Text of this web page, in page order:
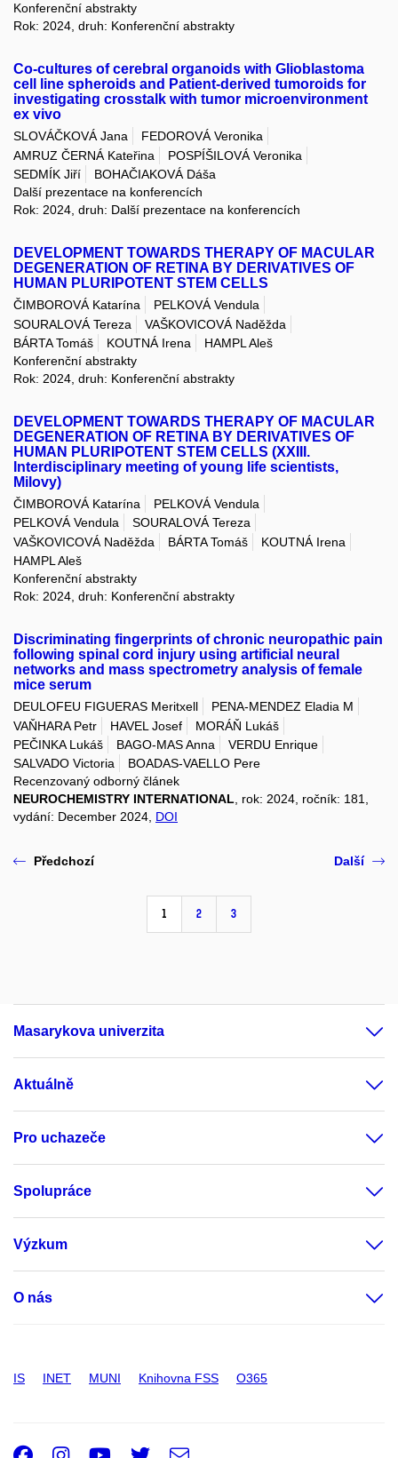
Konferenční abstrakty
Rok: 2024, druh: Konferenční abstrakty
Co-cultures of cerebral organoids with Glioblastoma
cell line spheroids and Patient-derived tumoroids for
investigating crosstalk with tumor microenvironment
ex vivo
SLOVÁČKOVÁ Jana
FEDOROVÁ Veronika
AMRUZ ČERNÁ Kateřina
POSPÍŠILOVÁ Veronika
SEDMÍK Jiří
BOHAČIAKOVÁ Dáša
Další prezentace na konferencích
Rok: 2024, druh: Další prezentace na konferencích
DEVELOPMENT TOWARDS THERAPY OF MACULAR
DEGENERATION OF RETINA BY DERIVATIVES OF
HUMAN PLURIPOTENT STEM CELLS
ČIMBOROVÁ Katarína
PELKOVÁ Vendula
SOURALOVÁ Tereza
VAŠKOVICOVÁ Naděžda
BÁRTA Tomáš
KOUTNÁ Irena
HAMPL Aleš
Konferenční abstrakty
Rok: 2024, druh: Konferenční abstrakty
DEVELOPMENT TOWARDS THERAPY OF MACULAR
DEGENERATION OF RETINA BY DERIVATIVES OF
HUMAN PLURIPOTENT STEM CELLS (XXIII.
Interdisciplinary meeting of young life scientists,
Milovy)
ČIMBOROVÁ Katarína
PELKOVÁ Vendula
PELKOVÁ Vendula
SOURALOVÁ Tereza
VAŠKOVICOVÁ Naděžda
BÁRTA Tomáš
KOUTNÁ Irena
HAMPL Aleš
Konferenční abstrakty
Rok: 2024, druh: Konferenční abstrakty
Discriminating fingerprints of chronic neuropathic pain
following spinal cord injury using artificial neural
networks and mass spectrometry analysis of female
mice serum
DEULOFEU FIGUERAS Meritxell
PENA-MENDEZ Eladia M
VAŇHARA Petr
HAVEL Josef
MORÁŇ Lukáš
PEČINKA Lukáš
BAGO-MAS Anna
VERDU Enrique
SALVADO Victoria
BOADAS-VAELLO Pere
Recenzovaný odborný článek
NEUROCHEMISTRY INTERNATIONAL, rok: 2024, ročník: 181,
vydání: December 2024, DOI
Předchozí
1 2 3
Další
Masarykova univerzita
Aktuálně
Pro uchazeče
Spolupráce
Výzkum
O nás
IS INET MUNI Knihovna FSS O365